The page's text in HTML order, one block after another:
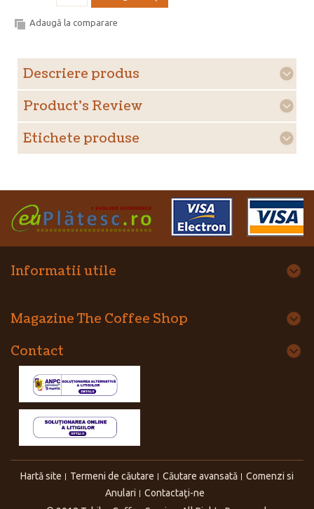
Adaugă la comparare
Descriere produs
Product's Review
Etichete produse
Informatii utile
Magazine The Coffee Shop
Contact
Hartă site Termeni de căutare Căutare avansată
Comenzi si
Anulari
Contactaţi-ne